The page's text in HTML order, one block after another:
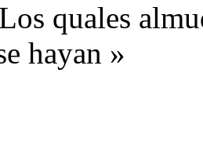
quales
hayan »